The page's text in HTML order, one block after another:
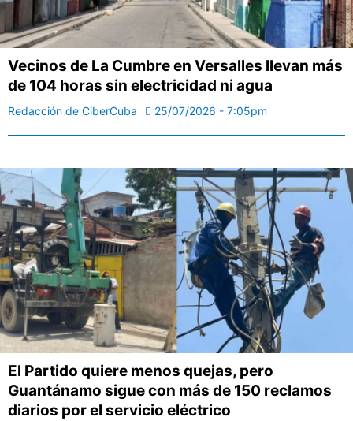
Vecinos de La Cumbre en Versalles llevan más
de 104 horas sin electricidad ni agua
Redacción de CiberCuba 25/07/2026 - 7:05pm
El Partido quiere menos quejas, pero
Guantánamo sigue con más de 150 reclamos
diarios por el servicio eléctrico